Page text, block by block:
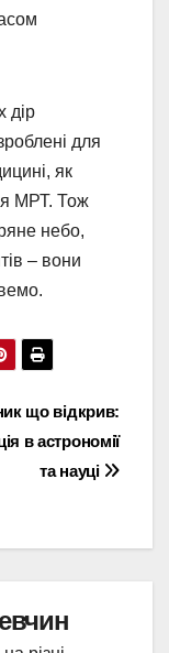
дір
для
як
МРТ. Тож
небо,
– вони
що відкрив:
в астрономії
та науці